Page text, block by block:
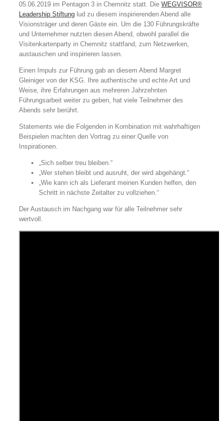
05.06.2019 im Pentagon 3 in Chemnitz statt. Die WEGVISOR®
Leadership Stiftung lud zu diesem inspirierenden Abend alle
Visionsträger und deren Gäste ein. Um die 130 Führungskräfte
und Unternehmer nutzten diesen Abend, obwohl parallel die
Visitenkartenparty in Chemnitz stattfand, zum Netzwerken,
austauschen und inspirieren lassen.
Einen Impuls zur Führung gab an diesem Abend Margret
Gleiniger von der KSG. Ihre authentische und echte Art und
Weise, ihre Erfahrungen aus mehreren Jahrzehnten
Führungsarbeit weiter zu geben, hat viele Teilnehmer des
Abends sehr berührt.
Statements wie die Folgenden in Kombination mit wahrhaftigen
Beispielen machten den Vortrag zu einer Quelle von
Inspirationen.
„Sich selber treu bleiben.“
„Wer stehen bleibt und ausruht, der wird abgehängt.“
„Wie kann ich als Lieferant meinen Kunden helfen, den
Schritt in nächste Zeitalter zu vollziehen.“
Der Austausch im Nachgang war für alle Teilnehmer sehr
wertvoll.